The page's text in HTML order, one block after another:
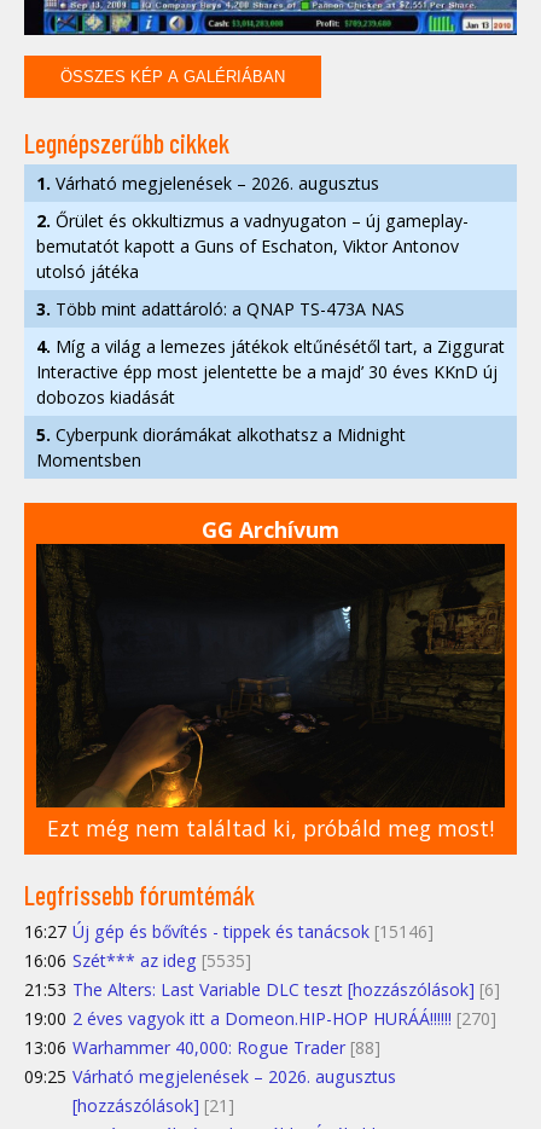
ÖSSZES KÉP A GALÉRIÁBAN
Legnépszerűbb cikkek
1. Várható megjelenések – 2026. augusztus
2. Őrület és okkultizmus a vadnyugaton – új gameplay-
bemutatót kapott a Guns of Eschaton, Viktor Antonov
utolsó játéka
3. Több mint adattároló: a QNAP TS-473A NAS
4. Míg a világ a lemezes játékok eltűnésétől tart, a Ziggurat
Interactive épp most jelentette be a majd’ 30 éves KKnD új
dobozos kiadását
5. Cyberpunk diorámákat alkothatsz a Midnight
Momentsben
GG Archívum
Ezt még nem találtad ki, próbáld meg most!
Legfrissebb fórumtémák
16:27 Új gép és bővítés - tippek és tanácsok [15146]
16:06 Szét*** az ideg [5535]
21:53 The Alters: Last Variable DLC teszt [hozzászólások] [6]
19:00 2 éves vagyok itt a Domeon.HIP-HOP HURÁÁ!!!!!! [270]
13:06 Warhammer 40,000: Rogue Trader [88]
09:25 Várható megjelenések – 2026. augusztus
[hozzászólások] [21]